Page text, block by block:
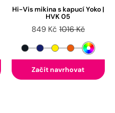
Hi-Vis mikina s kapucí Yoko |
HVK 05
849 Kč 1016 Kč
Začít navrhovat